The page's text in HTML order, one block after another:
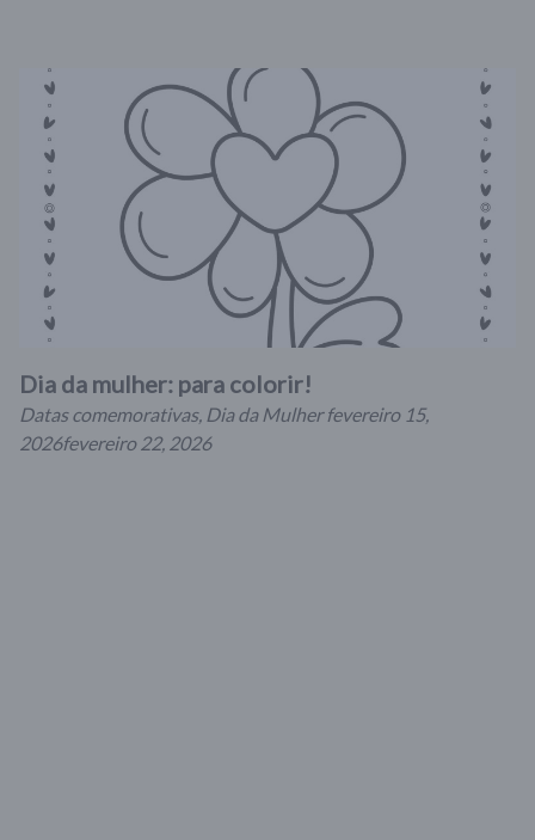
Dia da mulher: para colorir!
Datas comemorativas, Dia da Mulher fevereiro 15,
2026fevereiro 22, 2026